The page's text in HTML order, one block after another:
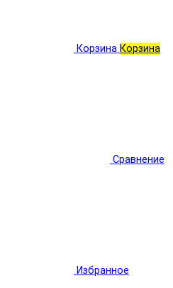
Корзина Корзина
Сравнение
Избранное